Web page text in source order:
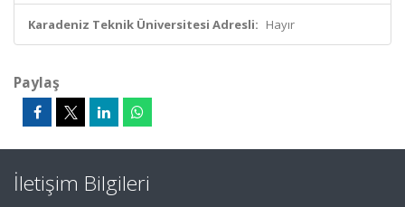
Karadeniz Teknik Üniversitesi Adresli: Hayır
Paylaş
İletişim Bilgileri